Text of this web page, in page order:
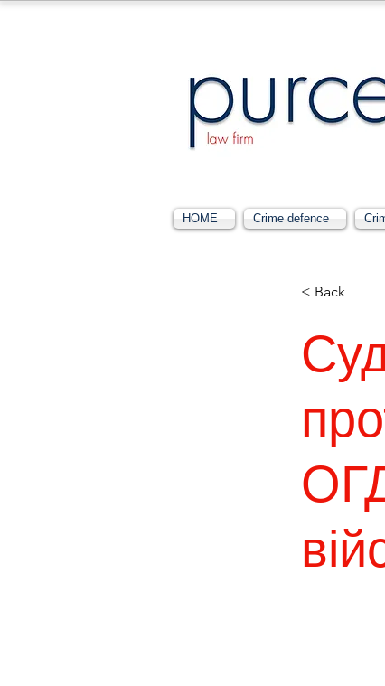
HOME Crime defence
< Back